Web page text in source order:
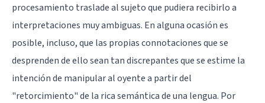
procesamiento traslade al sujeto que pudiera recibirlo a
interpretaciones muy ambiguas. En alguna ocasión es
posible, incluso, que las propias connotaciones que se
desprenden de ello sean tan discrepantes que se estime la
intención de manipular al oyente a partir del
"retorcimiento" de la rica semántica de una lengua. Por